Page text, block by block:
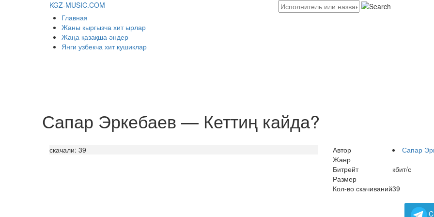
KGZ-MUSIC.COM
Главная
Жаны кыргызча хит ырлар
Жаңа қазақша әндер
Янги узбекча хит кушиклар
Сапар Эркебаев — Кеттиң кайда?
скачали: 39 Автор
Сапар
Жанр
Битрейт
кбит/с
Размер
Кол-во скачиваний39